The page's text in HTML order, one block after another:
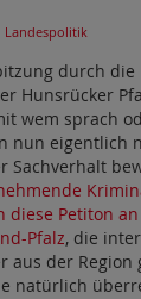
Landespolitik
durch die
Hunsrücker
wem sprach
nun eigentlich
Sachverhalt
Petiton an
Pfalz, die
aus der Region
natürlich